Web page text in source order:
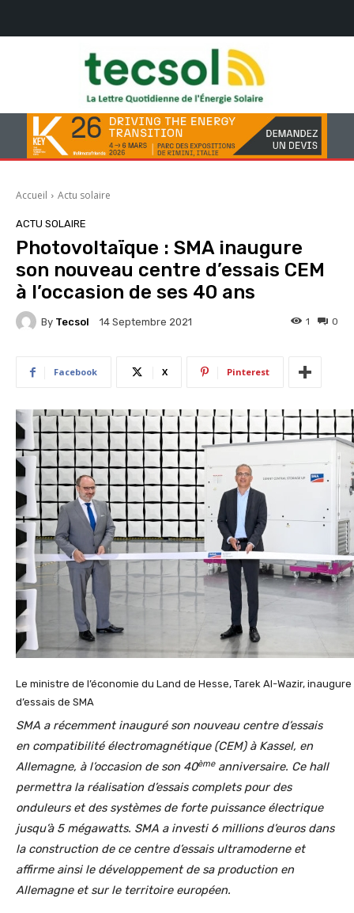
Accueil Actu solaire
ACTU SOLAIRE
Photovoltaïque : SMA inaugure
son nouveau centre d’essais CEM
à l’occasion de ses 40 ans
By Tecsol 14 Septembre 2021 0
1
Facebook X Pinterest
Le ministre de l’économie du Land de Hesse, Tarek Al-Wazir,
d’essais de SMA
SMA a récemment inauguré son nouveau centre d’essais
en compatibilité électromagnétique (CEM) à Kassel, en
Allemagne, à l’occasion de son 40èmeanniversaire. Ce hall
permettra la réalisation d’essais complets pour des
onduleurs et des systèmes de forte puissance électrique
jusqu’à 5 mégawatts. SMA a investi 6 millions d’euros dans
la construction de ce centre d’essais ultramoderne et
affirme ainsi le développement de sa production en
Allemagne et sur le territoire européen.